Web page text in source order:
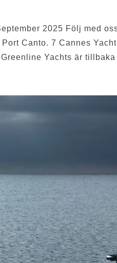
2025 Följ med
Canto. 7 Cannes
Yachts är